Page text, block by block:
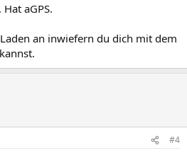
aGPS.
an inwiefern du dich mit dem
#4